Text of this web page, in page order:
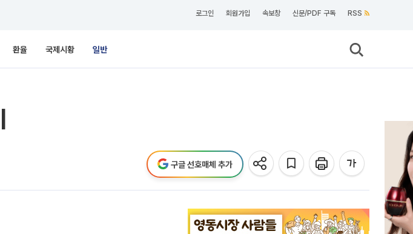
로그인 회원가입 속보창 신문/PDF 구독 RSS
환율 국제시황 일반
구글 선호매체 추가